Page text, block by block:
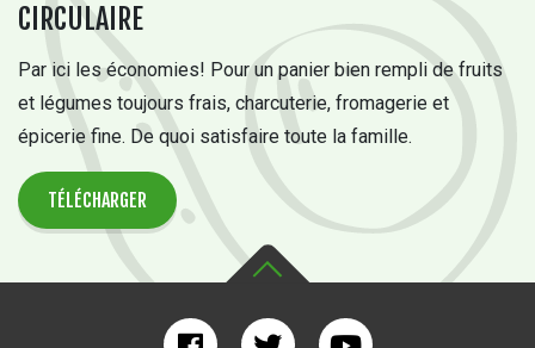
CIRCULAIRE
Par ici les économies! Pour un panier bien rempli de fruits
et légumes toujours frais, charcuterie, fromagerie et
épicerie fine. De quoi satisfaire toute la famille.
TÉLÉCHARGER